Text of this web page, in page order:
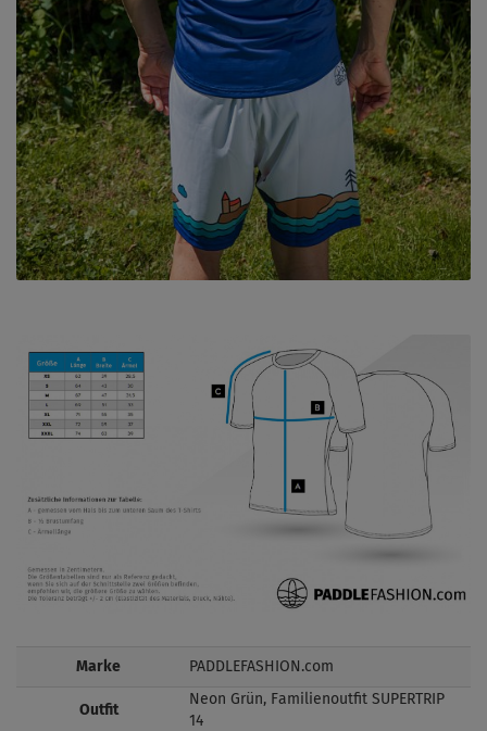
Marke PADDLEFASHION.com
Outfit
Neon Grün, Familienoutfit SUPERTRIP
14